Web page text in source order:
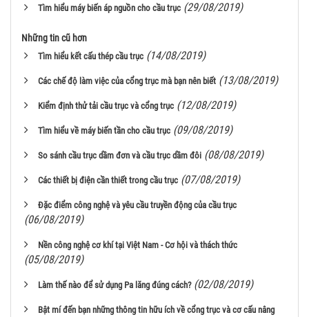
Tìm hiểu máy biến áp nguồn cho cầu trục (29/08/2019)
Những tin cũ hơn
Tìm hiểu kết cấu thép cầu trục (14/08/2019)
Các chế độ làm việc của cổng trục mà bạn nên biết (13/08/2019)
Kiểm định thử tải cầu trục và cổng trục (12/08/2019)
Tìm hiểu về máy biến tần cho cầu trục (09/08/2019)
So sánh cầu trục dầm đơn và cầu trục dầm đôi (08/08/2019)
Các thiết bị điện cần thiết trong cầu trục (07/08/2019)
Đặc điểm công nghệ và yêu cầu truyền động của cầu trục
(06/08/2019)
Nền công nghệ cơ khí tại Việt Nam - Cơ hội và thách thức
(05/08/2019)
Làm thế nào để sử dụng Pa lăng đúng cách? (02/08/2019)
Bật mí đến bạn những thông tin hữu ích về cổng trục và cơ cấu nâng